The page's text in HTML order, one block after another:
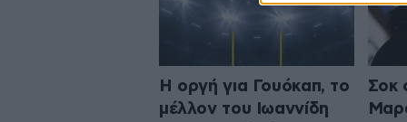
Η οργή για Γουόκαπ, το
μέλλον του Ιωαννίδη
Σοκ